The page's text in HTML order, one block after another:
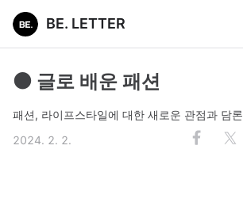
BE. LETTER
⚫️ 글로 배운 패션
패션, 라이프스타일에 대한 새로운 관점과 담론
2024. 2. 2.